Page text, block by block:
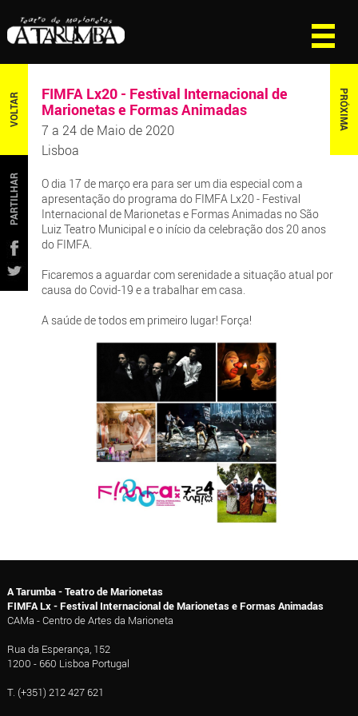
VOLTAR PRÓXIMA
PARTILHAR
FIMFA Lx20 - Festival Internacional de
Marionetas e Formas Animadas
7 a 24 de Maio de 2020
Lisboa
O dia 17 de março era para ser um dia especial com a
apresentação do programa do FIMFA Lx20 - Festival
Internacional de Marionetas e Formas Animadas no São
Luiz Teatro Municipal e o início da celebração dos 20 anos
do FIMFA.
Ficaremos a aguardar com serenidade a situação atual por
causa do Covid-19 e a trabalhar em casa.
A saúde de todos em primeiro lugar! Força!
A Tarumba - Teatro de Marionetas
FIMFA Lx - Festival Internacional de Marionetas e Formas Animadas
CAMa - Centro de Artes da Marioneta
Rua da Esperança, 152
1200 - 660 Lisboa Portugal
T. (+351) 212 427 621